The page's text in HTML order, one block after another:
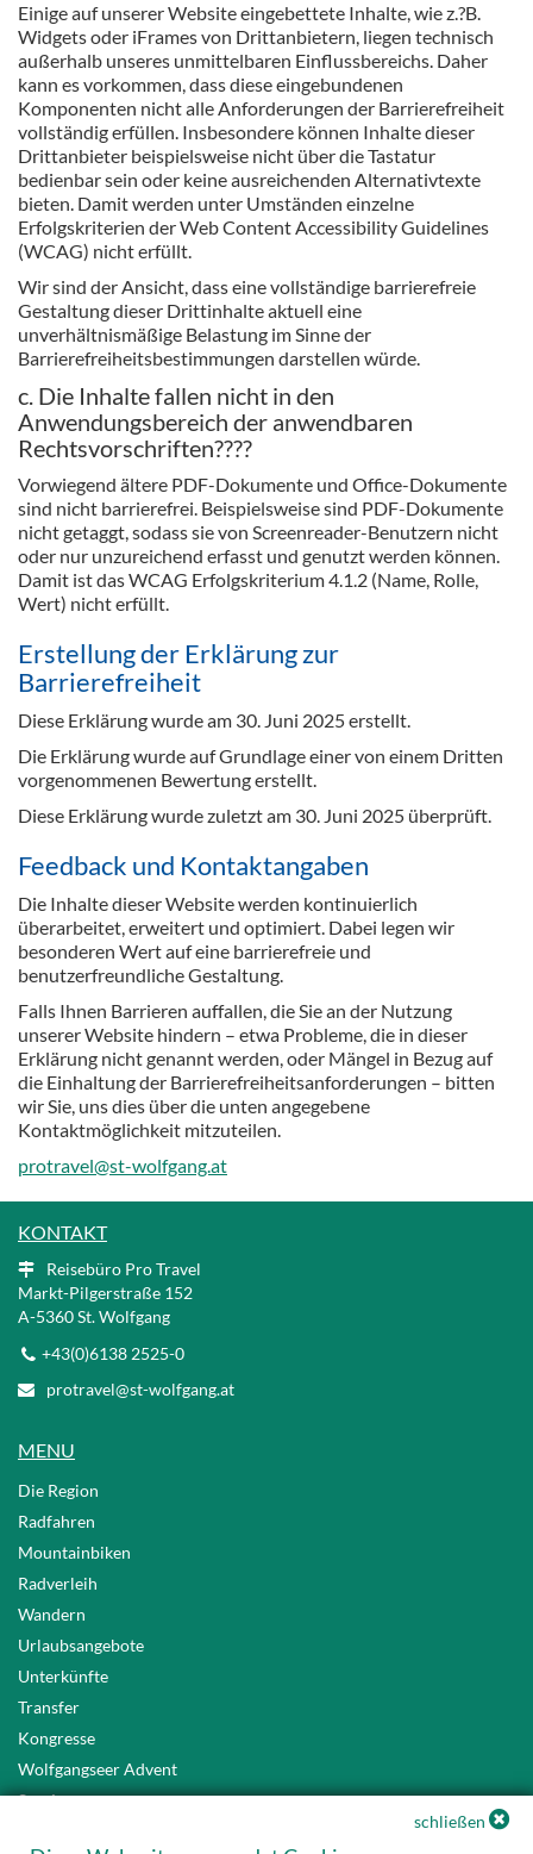
Einige auf unserer Website eingebettete Inhalte, wie z.?B.
Widgets oder iFrames von Drittanbietern, liegen technisch
außerhalb unseres unmittelbaren Einflussbereichs. Daher
kann es vorkommen, dass diese eingebundenen
Komponenten nicht alle Anforderungen der Barrierefreiheit
vollständig erfüllen. Insbesondere können Inhalte dieser
Drittanbieter beispielsweise nicht über die Tastatur
bedienbar sein oder keine ausreichenden Alternativtexte
bieten. Damit werden unter Umständen einzelne
Erfolgskriterien der Web Content Accessibility Guidelines
(WCAG) nicht erfüllt.
Wir sind der Ansicht, dass eine vollständige barrierefreie
Gestaltung dieser Drittinhalte aktuell eine
unverhältnismäßige Belastung im Sinne der
Barrierefreiheitsbestimmungen darstellen würde.
c. Die Inhalte fallen nicht in den
Anwendungsbereich der anwendbaren
Rechtsvorschriften????
Vorwiegend ältere PDF-Dokumente und Office-Dokumente
sind nicht barrierefrei. Beispielsweise sind PDF-Dokumente
nicht getaggt, sodass sie von Screenreader-Benutzern nicht
oder nur unzureichend erfasst und genutzt werden können.
Damit ist das WCAG Erfolgskriterium 4.1.2 (Name, Rolle,
Wert) nicht erfüllt.
Erstellung der Erklärung zur
Barrierefreiheit
Diese Erklärung wurde am 30. Juni 2025 erstellt.
Die Erklärung wurde auf Grundlage einer von einem Dritten
vorgenommenen Bewertung erstellt.
Diese Erklärung wurde zuletzt am 30. Juni 2025 überprüft.
Feedback und Kontaktangaben
Die Inhalte dieser Website werden kontinuierlich
überarbeitet, erweitert und optimiert. Dabei legen wir
besonderen Wert auf eine barrierefreie und
benutzerfreundliche Gestaltung.
Falls Ihnen Barrieren auffallen, die Sie an der Nutzung
unserer Website hindern – etwa Probleme, die in dieser
Erklärung nicht genannt werden, oder Mängel in Bezug auf
die Einhaltung der Barrierefreiheitsanforderungen – bitten
wir Sie, uns dies über die unten angegebene
Kontaktmöglichkeit mitzuteilen.
protravel@st-wolfgang.at
KONTAKT
Reisebüro Pro Travel
Markt-Pilgerstraße 152
A-5360 St. Wolfgang
+43(0)6138 2525-0
protravel@st-wolfgang.at
MENU
Die Region
Radfahren
Mountainbiken
Radverleih
Wandern
Urlaubsangebote
Unterkünfte
Transfer
Kongresse
Wolfgangseer Advent
Service
schließen